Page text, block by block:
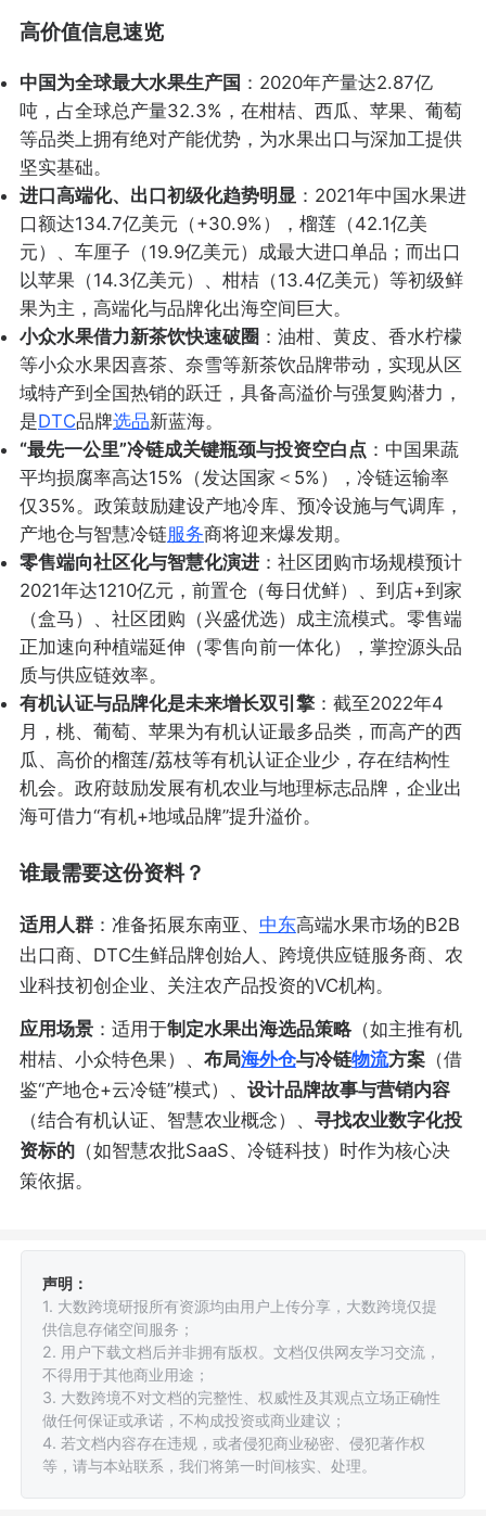
高价值信息速览
中国为全球最大水果生产国 ：2020年产量达2.87亿
吨，占全球总产量32.3%，在柑桔、西瓜、苹果、葡萄
等品类上拥有绝对产能优势，为水果出口与深加工提供
坚实基础。
进口高端化、出口初级化趋势明显：2021年中国水果进
口额达134.7亿美元（+30.9%），榴莲（42.1亿美
元）、车厘子（19.9亿美元）成最大进口单品；而出口
以苹果（14.3亿美元）、柑桔（13.4亿美元）等初级鲜
果为主，高端化与品牌化出海空间巨大。
小众水果借力新茶饮快速破圈 ：油柑、黄皮、香水柠檬
等小众水果因喜茶、奈雪等新茶饮品牌带动，实现从区
域特产到全国热销的跃迁，具备高溢价与强复购潜力，
是DTC品牌选品新蓝海。
“最先一公里”冷链成关键瓶颈与投资空白点 ：中国果蔬
平均损腐率高达15%（发达国家＜5%），冷链运输率
仅35%。政策鼓励建设产地冷库、预冷设施与气调库，
产地仓与智慧冷链服务商将迎来爆发期。
零售端向社区化与智慧化演进：社区团购市场规模预计
2021年达1210亿元，前置仓（每日优鲜）、到店+到家
（盒马）、社区团购（兴盛优选）成主流模式。零售端
正加速向种植端延伸（零售向前一体化），掌控源头品
质与供应链效率。
有机认证与品牌化是未来增长双引擎：截至2022年4
月，桃、葡萄、苹果为有机认证最多品类，而高产的西
瓜、高价的榴莲/荔枝等有机认证企业少，存在结构性
机会。政府鼓励发展有机农业与地理标志品牌，企业出
海可借力“有机+地域品牌”提升溢价。
谁最需要这份资料？
适用人群：准备拓展东南亚、 中东高端水果市场的B2B
出口商、DTC生鲜品牌创始人、跨境供应链服务商、农
业科技初创企业、关注农产品投资的VC机构。
应用场景：适用于制定水果出海选品策略（如主推有机
柑桔、小众特色果）、 布局海外仓与冷链物流方案（借
鉴“产地仓+云冷链”模式）、 设计品牌故事与营销内容
（结合有机认证、智慧农业概念）、 寻找农业数字化投
资标的（如智慧农批SaaS、冷链科技）时作为核心决
策依据。
声明：
1. 大数跨境研报所有资源均由用户上传分享，大数跨境仅提
供信息存储空间服务；
2. 用户下载文档后并非拥有版权。文档仅供网友学习交流，
不得用于其他商业用途；
3. 大数跨境不对文档的完整性、权威性及其观点立场正确性
做任何保证或承诺，不构成投资或商业建议；
4. 若文档内容存在违规，或者侵犯商业秘密、侵犯著作权
等，请与本站联系，我们将第一时间核实、处理。